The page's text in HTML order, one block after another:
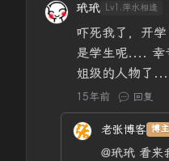
玳玳 Lv1.萍水相逢
吓死我了，开
是学生呢.... 幸
姐级的人物了
15年前 回复
老张博客 博主
@玳玳 看来